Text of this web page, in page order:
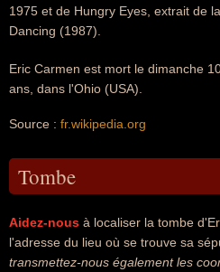
1975 et de Hungry Eyes, extrait de
Dancing (1987).
Eric Carmen est mort le dimanche
ans, dans l'Ohio (USA).
Source : fr.wikipedia.org
Tombe
Aidez-nous à localiser la tombe
l'adresse du lieu où se trouve sa
transmettez-nous également les